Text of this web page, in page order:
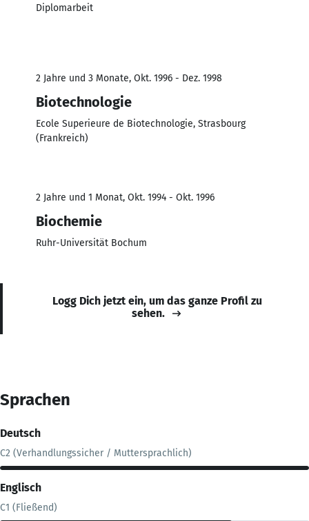
Diplomarbeit
2 Jahre und 3 Monate, Okt. 1996 - Dez. 1998
Biotechnologie
Ecole Superieure de Biotechnologie, Strasbourg
(Frankreich)
2 Jahre und 1 Monat, Okt. 1994 - Okt. 1996
Biochemie
Ruhr-Universität Bochum
Logg Dich jetzt ein, um das ganze Profil zu
sehen.
Sprachen
Deutsch
C2 (Verhandlungssicher / Muttersprachlich)
Englisch
C1 (Fließend)